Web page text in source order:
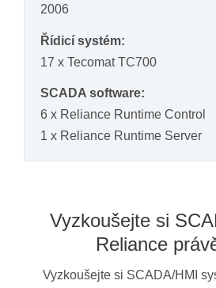
2006
Řídicí systém:
17 x Tecomat TC700
SCADA software:
6 x Reliance Runtime Control
1 x Reliance Runtime Server
Vyzkoušejte si
Reliance
Vyzkoušejte si SCADA/HMI